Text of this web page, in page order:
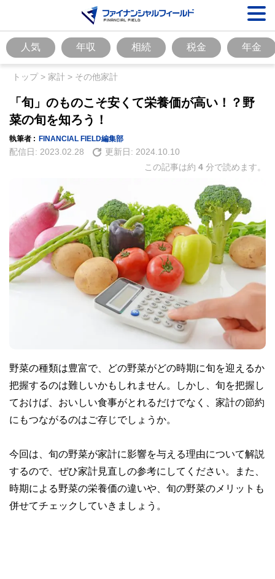
人気 年収 相続 税金 年金
トップ> 家計 > その他家計
「旬」のものこそ安くて栄養価が高い！？野
菜の旬を知ろう！
執筆者 : FINANCIAL FIELD編集部
配信日: 2023.02.28 更新日: 2024.10.10
この記事は約 4 分で読めます。
野菜の種類は豊富で、どの野菜がどの時期に旬を迎えるか
把握するのは難しいかもしれません。しかし、旬を把握し
ておけば、おいしい食事がとれるだけでなく、家計の節約
にもつながるのはご存じでしょうか。
今回は、旬の野菜が家計に影響を与える理由について解説
するので、ぜひ家計見直しの参考にしてください。また、
時期による野菜の栄養価の違いや、旬の野菜のメリットも
併せてチェックしていきましょう。